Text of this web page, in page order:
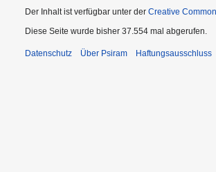
Der Inhalt ist verfügbar unter der Creative
Diese Seite wurde bisher 37.554 mal abgerufen.
Datenschutz Über Psiram Haftungsausschluss